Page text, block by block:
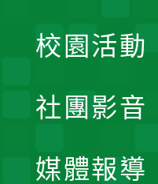
校園活動
社團影音
媒體報導